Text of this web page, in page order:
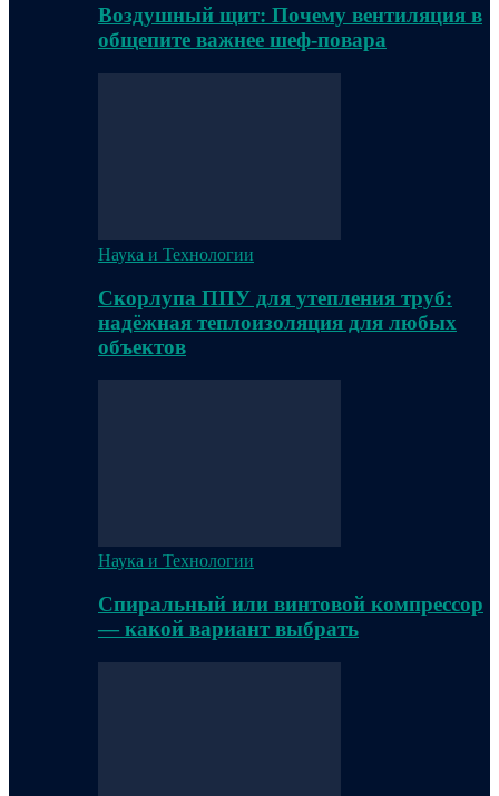
Воздушный щит: Почему вентиляция в
общепите важнее шеф-повара
Наука и Технологии
Скорлупа ППУ для утепления труб:
надёжная теплоизоляция для любых
объектов
Наука и Технологии
Спиральный или винтовой компрессор
— какой вариант выбрать